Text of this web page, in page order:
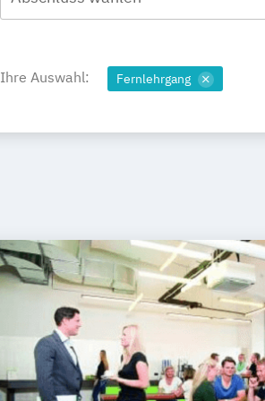
Ihre Auswahl: Fernlehrgang